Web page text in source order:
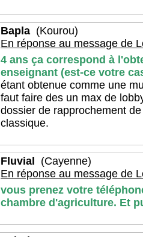
Bapla (Kourou)
En réponse au message de
4 ans ça correspond à
enseignant (est-ce votre
étant obtenue comme une
faut faire des un max de
dossier de rapprochement
classique.
Fluvial
(Cayenne)
En réponse au message de
vous prenez votre
chambre d'agriculture. Et